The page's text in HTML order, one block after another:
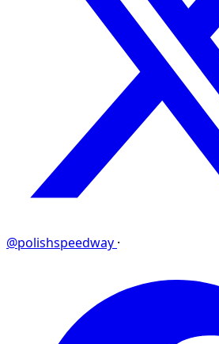
@polishspeedway ·